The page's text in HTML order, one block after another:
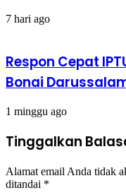
7 hari ago
Respon Cepat
Bonai
1 minggu ago
Tinggalkan
Alamat email Anda tidak
ditandai *